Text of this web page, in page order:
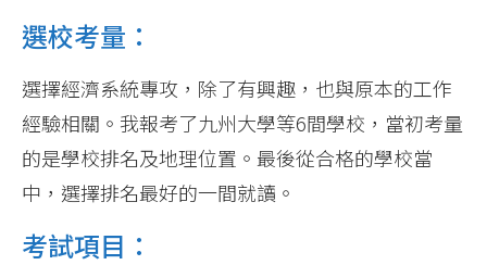
選校考量：
選擇經濟系統專攻，除了有興趣，也與原本的工作
經驗相關。我報考了九州大學等6間學校，當初考量
的是學校排名及地理位置。最後從合格的學校當
中，選擇排名最好的一間就讀。
考試項目：